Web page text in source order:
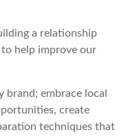
a relationship
help improve our
embrace local
create
techniques that